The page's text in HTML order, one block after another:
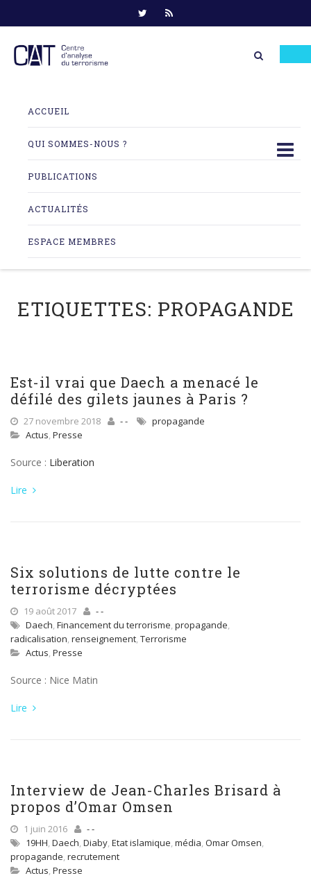
content
ACCUEIL
QUI SOMMES-NOUS ?
PUBLICATIONS
ACTUALITÉS
ESPACE MEMBRES
ETIQUETTES: PROPAGANDE
Est-il vrai que Daech a menacé le
défilé des gilets jaunes à Paris ?
27 novembre 2018 - -
propagande
Actus, Presse
Source : Liberation
Lire
Six solutions de lutte contre le
terrorisme décryptées
19 août 2017
- -
Daech, Financement du terrorisme, propagande,
radicalisation, renseignement, Terrorisme
Actus, Presse
Source : Nice Matin
Lire
Interview de Jean-Charles Brisard à
propos d’Omar Omsen
1 juin 2016
- -
19HH, Daech, Diaby, Etat islamique, média, Omar Omsen,
propagande, recrutement
Actus, Presse